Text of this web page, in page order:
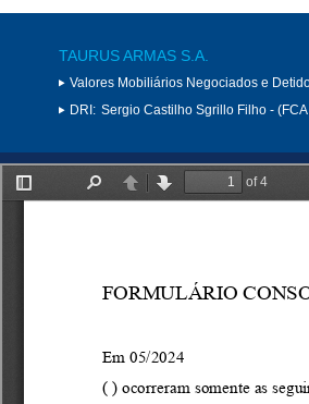
TAURUS ARMAS S.A.
Valores Mobiliários Negociados e
DRI: Sergio Castilho Sgrillo Filho -